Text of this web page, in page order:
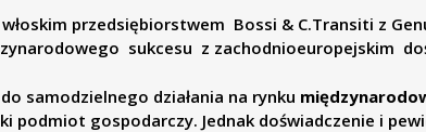
przedsiębiorstwem Bossi & C.Transiti z
sukcesu z zachodnioeuropejskim
samodzielnego działania na rynku
podmiot gospodarczy. Jednak doświadczenie i